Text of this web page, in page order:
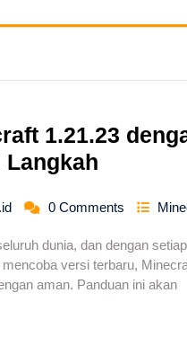
1.21.23
Langkah
0 Comments
dunia, dan dengan
versi terbaru,
aman. Panduan ini akan